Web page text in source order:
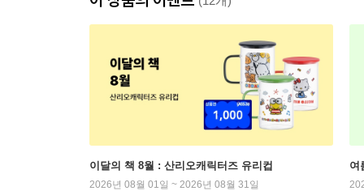
이달의 책 8월 : 산리오캐릭터즈 유리컵
2026년 08월 01일 ~ 2026년 08월 31일
여